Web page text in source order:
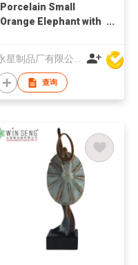
Porcelain Small
Orange Elephant with
查询